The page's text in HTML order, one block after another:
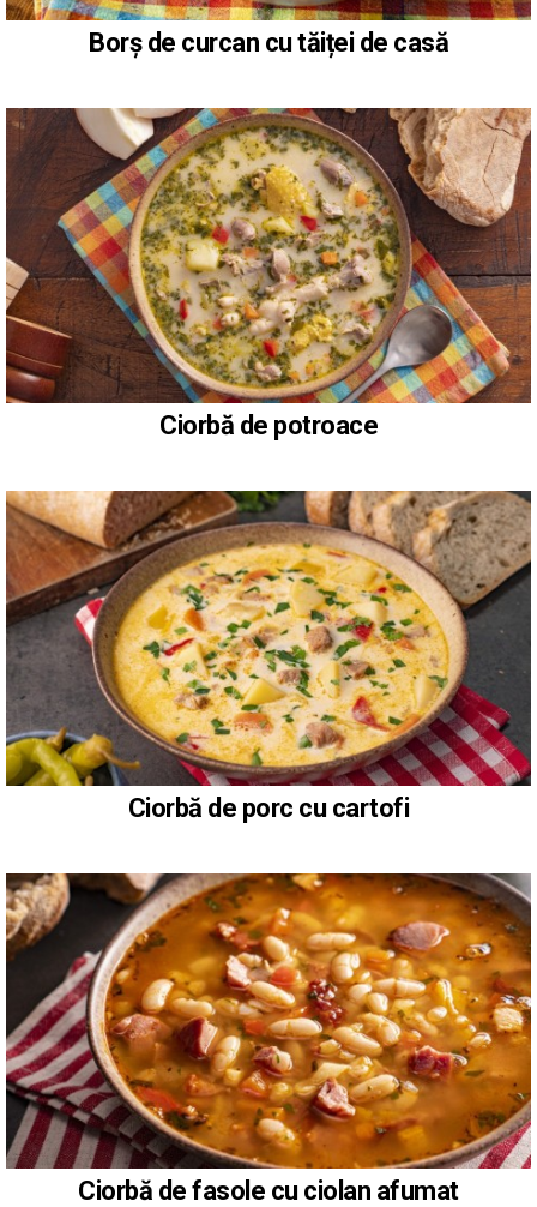
Borș de curcan cu tăiței de casă
Ciorbă de potroace
Ciorbă de porc cu cartofi
Ciorbă de fasole cu ciolan afumat